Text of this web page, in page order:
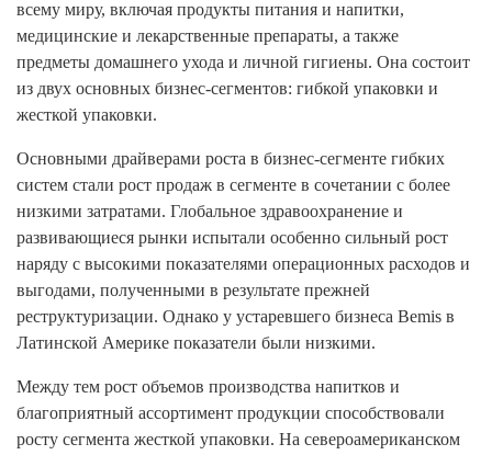
всему миру, включая продукты питания и напитки,
медицинские и лекарственные препараты, а также
предметы домашнего ухода и личной гигиены. Она состоит
из двух основных бизнес-сегментов: гибкой упаковки и
жесткой упаковки.
Основными драйверами роста в бизнес-сегменте гибких
систем стали рост продаж в сегменте в сочетании с более
низкими затратами. Глобальное здравоохранение и
развивающиеся рынки испытали особенно сильный рост
наряду с высокими показателями операционных расходов и
выгодами, полученными в результате прежней
реструктуризации. Однако у устаревшего бизнеса Bemis в
Латинской Америке показатели были низкими.
Между тем рост объемов производства напитков и
благоприятный ассортимент продукции способствовали
росту сегмента жесткой упаковки. На североамериканском